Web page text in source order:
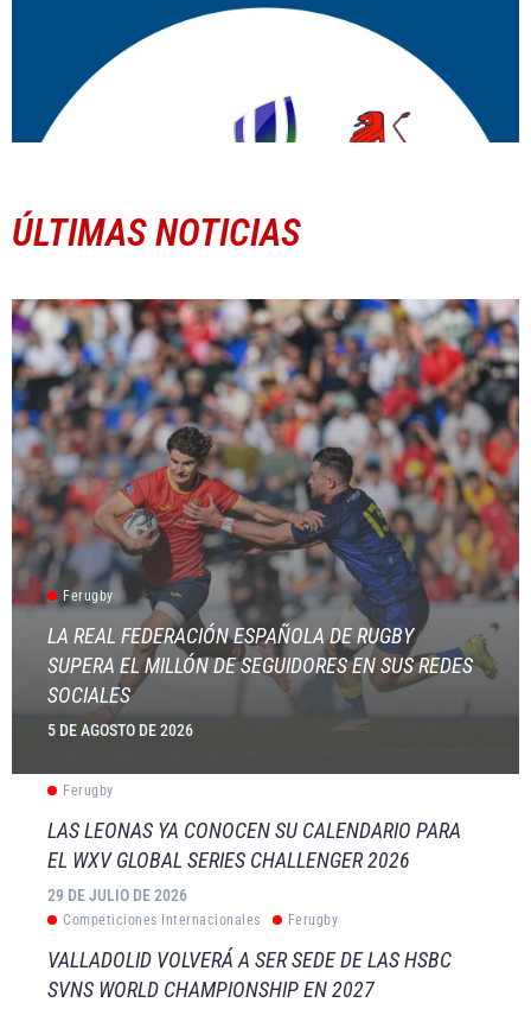
ÚLTIMAS NOTICIAS
Ferugby
LA REAL FEDERACIÓN ESPAÑOLA DE RUGBY
SUPERA EL MILLÓN DE SEGUIDORES EN SUS REDES
SOCIALES
5 DE AGOSTO DE 2026
Ferugby
LAS LEONAS YA CONOCEN SU CALENDARIO PARA
EL WXV GLOBAL SERIES CHALLENGER 2026
29 DE JULIO DE 2026
Competiciones Internacionales Ferugby
VALLADOLID VOLVERÁ A SER SEDE DE LAS HSBC
SVNS WORLD CHAMPIONSHIP EN 2027